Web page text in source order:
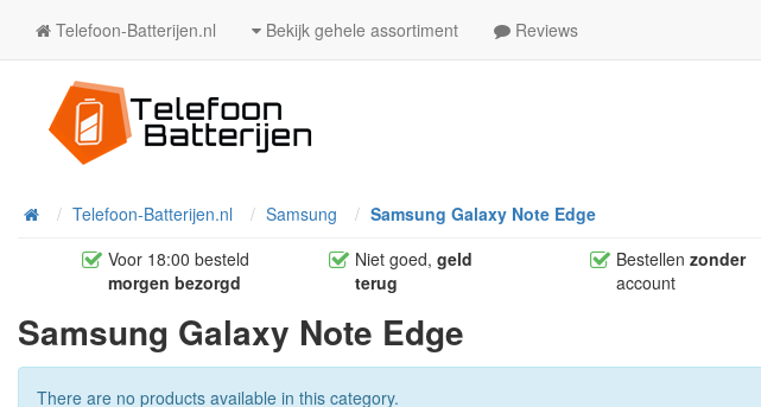
Telefoon-Batterijen.nl Bekijk gehele assortiment Reviews
HomeTelefoon-Batterijen.nl Samsung
Samsung Galaxy Note Edge
Voor 18:00 besteld
morgen bezorgd
Niet goed,geld
terug
Bestellen zonder
account
Samsung Galaxy Note Edge
There are no products available in this category.